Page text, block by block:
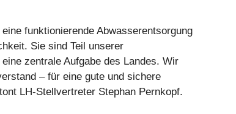
funktionierende Abwasserentsorgung
Sie sind Teil unserer
zentrale Aufgabe des Landes. Wir
– für eine gute und sichere
LH-Stellvertreter Stephan Pernkopf.